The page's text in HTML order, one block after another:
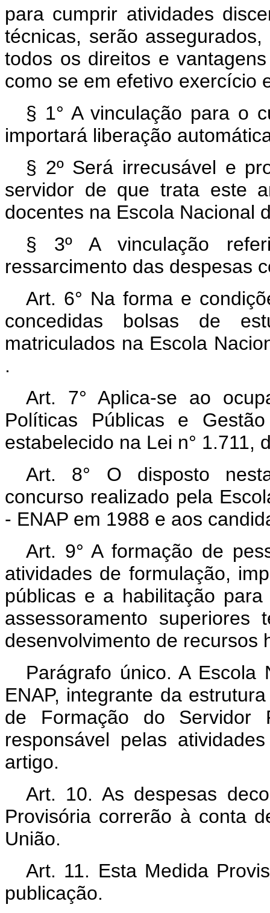
para cumprir atividades
técnicas, serão
todos os direitos e
como se em efetivo exercício
§ 1° A vinculação para o
importará liberação
§ 2º Será irrecusável e
servidor de que trata este
docentes na Escola Nacional
§ 3º A vinculação
ressarcimento das despesas
Art. 6° Na forma e
concedidas bolsas de
matriculados na Escola
.
Art. 7° Aplica-se ao
Políticas Públicas e
estabelecido na Lei n° 1.711,
Art. 8° O disposto
concurso realizado pela
- ENAP em 1988 e aos
Art. 9° A formação de
atividades de formulação,
públicas e a habilitação
assessoramento
desenvolvimento de recursos
Parágrafo único. A Escola
ENAP, integrante da
de Formação do Servidor
responsável pelas
artigo.
Art. 10. As despesas
Provisória correrão à conta
União.
Art. 11. Esta Medida
publicação.